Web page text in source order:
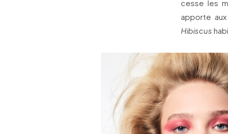
cesse les
apporte
Hibiscus